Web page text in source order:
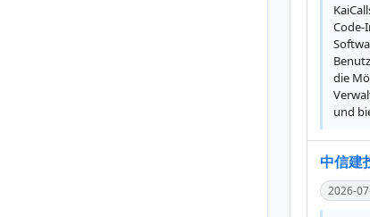
Code-
die
und
中信建
2026-